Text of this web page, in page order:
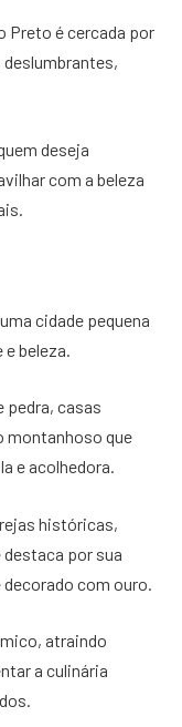
Preto é cercada por
deseja
com a beleza
cidade pequena
beleza.
pedra, casas
montanhoso que
e acolhedora.
históricas,
por sua
com ouro.
atraindo
a culinária